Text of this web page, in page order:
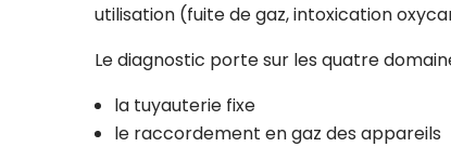
utilisation (fuite de gaz, intoxication
Le diagnostic porte sur les quatre
la tuyauterie fixe
le raccordement en gaz des appareils